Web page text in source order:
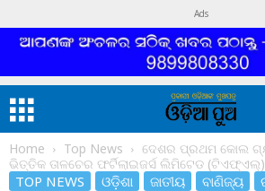
Ads
Home Top News
ଦେଶର ପ୍ରଥମ କୋଲ
ଭିତ୍ତିକ ତାଳଚେର ଫର୍ଟିଲାଇଜର୍ସ ଲିମିଟେଡ
TOP NEWS ଓଡ଼ିଶା ଜାତୀୟ ବାଣିଜ୍ୟ